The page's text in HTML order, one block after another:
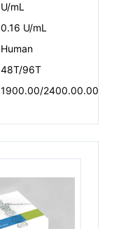
U/mL
0.16 U/mL
Human
48T/96T
1900.00/2400.00.00